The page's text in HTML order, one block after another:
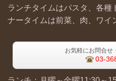
ランチタイムはパスタ、各
ナータイムは前菜、肉、ワイ
お気軽にお問合せ
03-